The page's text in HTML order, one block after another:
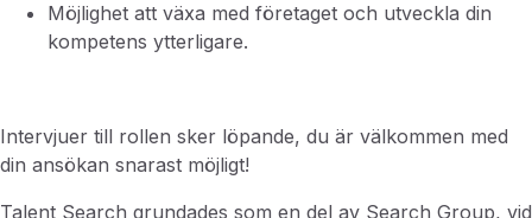
Möjlighet att växa med företaget och utveckla din
kompetens ytterligare.
Intervjuer till rollen sker löpande, du är välkommen med
din ansökan snarast möjligt!
Talent Search grundades som en del av Search Group, vid